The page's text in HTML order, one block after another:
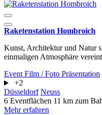
Raketenstation Hombroich
Kunst, Architektur und Natur
einmaligen Atmosphäre
Event Film / Foto Präsentation
+2
Düsseldorf Neuss
6 Eventflächen 11 km zum
Mehr erfahren